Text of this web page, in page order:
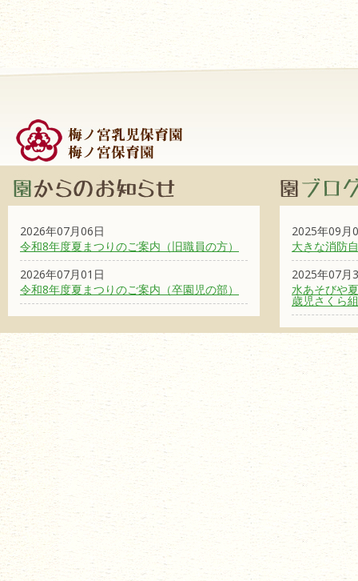
2026年07月06日
令和8年度夏まつりのご案内（旧職員の方）
2026年07月01日
令和8年度夏まつりのご案内（卒園児の部）
2025年09月
大きな消防
2025年07月
水あそびや
歳児さくら